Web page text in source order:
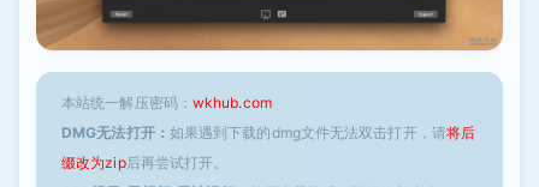
本站统一解压密码： wkhub.com
DMG无法打开： 如果遇到下载的dmg文件无法双击打开，请将后
缀改为zip后再尝试打开。